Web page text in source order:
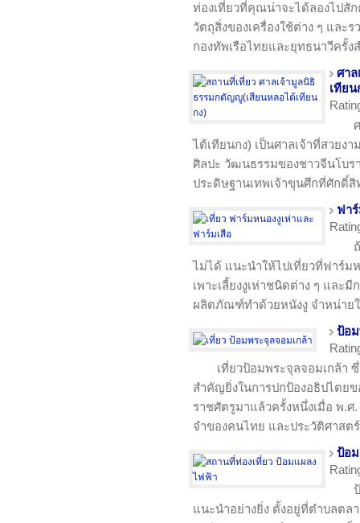
ท่องเที่ยวที่คุณน่าจะได้ลองไปสั
วัตถุสิ่งของเครื่องใช้ต่าง ๆ และ
กองทัพเรือไทยและยุทธนาวีครั้ง
ศา
เทียน
ไต้เทียนกง) เป็นศาลเจ้าที่สวยง
ศิลปะ วัฒนธรรมของชาวจีนโบ
ประดิษฐานเทพเจ้าขุนศึกที่ศักดิ์
ฟา
ไม่ได้ แนะนำให้ไปเที่ยวที่ฟาร์ม
เพาะเลี้ยงงูเห่าชนิดต่าง ๆ และ
ผลิตภัณฑ์ทำด้วยหนังงู จำหน่าย
ป้อ
เที่ยวป้อมพระจุลจอมเกล้า
สำคัญยิ่งในการปกป้องอธิปไตย
ราชศัตรูมาแล้วครั้งหนึ่งเมื่อ พ.ศ
จำของคนไทย และประวัติศาสต
ป้อ
แนะนำอย่างยิ่ง ตั้งอยู่ที่ตำบลตล